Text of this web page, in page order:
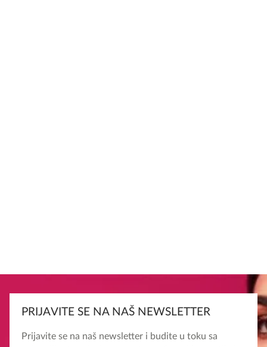
PRIJAVITE SE NA NAŠ NEWSLETTER
Prijavite se na naš newsletter i budite u toku sa